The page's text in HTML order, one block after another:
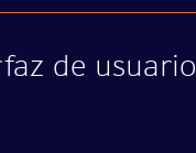
de usuario